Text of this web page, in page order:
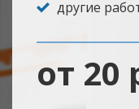
другие
от 20